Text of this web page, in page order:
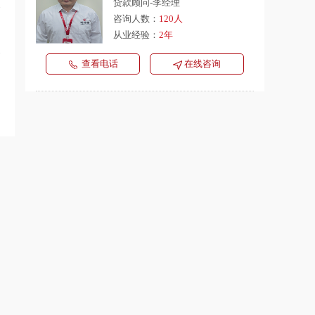
贷款顾问-李经理
咨询人数： 120人
从业经验： 2年
查看电话 在线咨询